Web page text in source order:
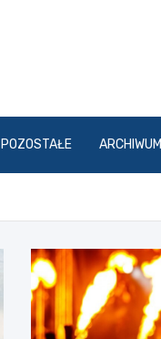
POZOSTAŁE ARCHIWUM